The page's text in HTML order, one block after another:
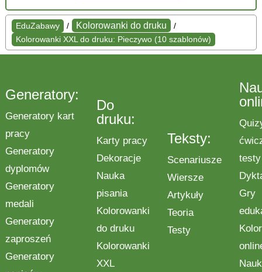
EduZabawy / Kolorowanki do druku
/
Kolorowanki XXL do druku: Pieczywo (10 szablonów)
Generatory:
Generatory kart
pracy
Generatory
dyplomów
Generatory
medali
Generatory
zaproszeń
Generatory
Do
druku:
Karty pracy
Dekoracje
Nauka
pisania
Kolorowanki
do druku
Kolorowanki
XXL
Teksty:
Scenariusze
Wiersze
Artykuły
Teoria
Testy
testy
Gry